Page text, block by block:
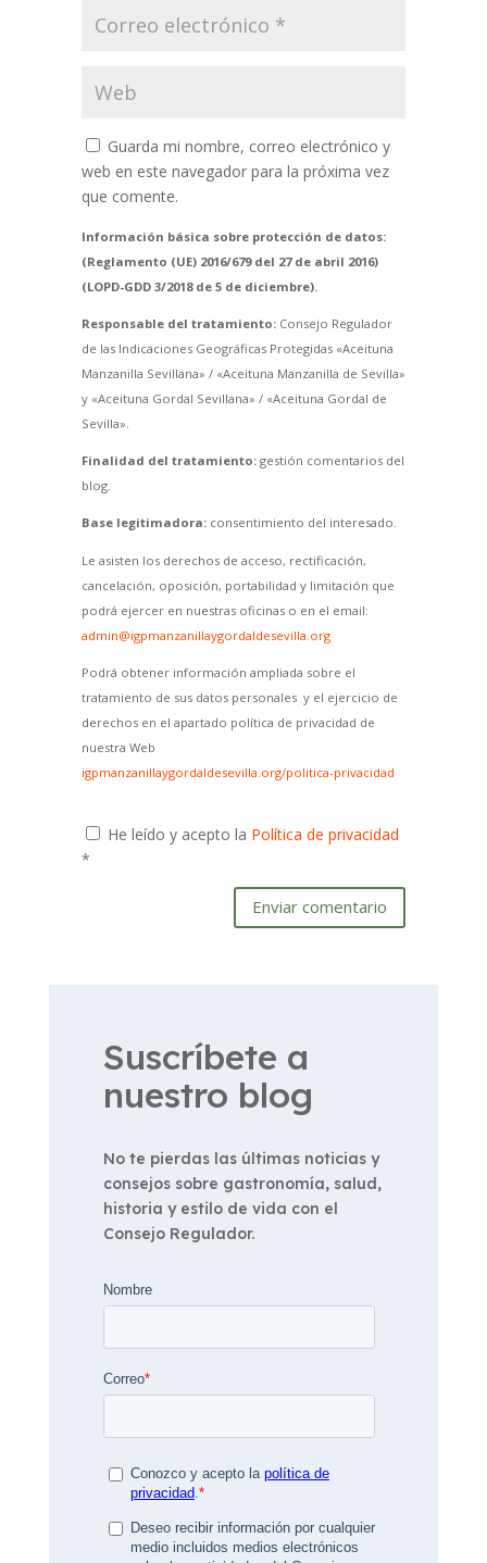
Guarda mi nombre, correo electrónico y
web en este navegador para la próxima vez
que comente.
Información básica sobre protección de datos:
(Reglamento (UE) 2016/679 del 27 de abril 2016)
(LOPD-GDD 3/2018 de 5 de diciembre).
Responsable del tratamiento:Consejo Regulador
de las Indicaciones Geográficas Protegidas «Aceituna
Manzanilla Sevillana» / «Aceituna Manzanilla de Sevilla»
y «Aceituna Gordal Sevillana» / «Aceituna Gordal de
Sevilla».
Finalidad del tratamiento:gestión comentarios del
blog.
Base legitimadora:consentimiento del interesado.
Le asisten los derechos de acceso, rectificación,
cancelación, oposición, portabilidad y limitación que
podrá ejercer en nuestras oficinas o en el email:
admin@igpmanzanillaygordaldesevilla.org
Podrá obtener información ampliada sobre el
tratamiento de sus datos personales y el ejercicio de
derechos en el apartado política de privacidad de
nuestra Web
igpmanzanillaygordaldesevilla.org/politica-privacidad
He leído y acepto la Política de privacidad
*
Enviar comentario
Suscríbete a
nuestro blog
No te pierdas las últimas noticias y
consejos sobre gastronomía, salud,
historia y estilo de vida con el
Consejo Regulador.